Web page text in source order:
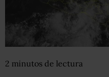
2 minutos de lectura